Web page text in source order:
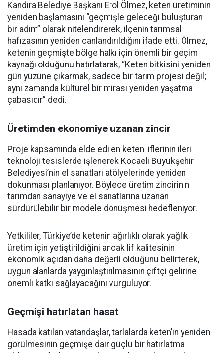
Kandıra Belediye Başkanı Erol Ölmez, keten üretiminin
yeniden başlamasını “geçmişle geleceği buluşturan
bir adım” olarak nitelendirerek, ilçenin tarımsal
hafızasının yeniden canlandırıldığını ifade etti. Ölmez,
ketenin geçmişte bölge halkı için önemli bir geçim
kaynağı olduğunu hatırlatarak, “Keten bitkisini yeniden
gün yüzüne çıkarmak, sadece bir tarım projesi değil;
aynı zamanda kültürel bir mirası yeniden yaşatma
çabasıdır” dedi.
Üretimden ekonomiye uzanan zincir
Proje kapsamında elde edilen keten liflerinin ileri
teknoloji tesislerde işlenerek Kocaeli Büyükşehir
Belediyesi’nin el sanatları atölyelerinde yeniden
dokunması planlanıyor. Böylece üretim zincirinin
tarımdan sanayiye ve el sanatlarına uzanan
sürdürülebilir bir modele dönüşmesi hedefleniyor.
Yetkililer, Türkiye’de ketenin ağırlıklı olarak yağlık
üretim için yetiştirildiğini ancak lif kalitesinin
ekonomik açıdan daha değerli olduğunu belirterek,
uygun alanlarda yaygınlaştırılmasının çiftçi gelirine
önemli katkı sağlayacağını vurguluyor.
Geçmişi hatırlatan hasat
Hasada katılan vatandaşlar, tarlalarda keten’in yeniden
görülmesinin geçmişe dair güçlü bir hatırlatma